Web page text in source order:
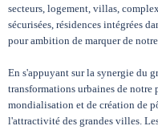
secteurs, logement, villas,
sécurisées, résidences intégrées
pour ambition de marquer de
En s'appuyant sur la synergie du
transformations urbaines de notre
mondialisation et de création de
l'attractivité des grandes villes.